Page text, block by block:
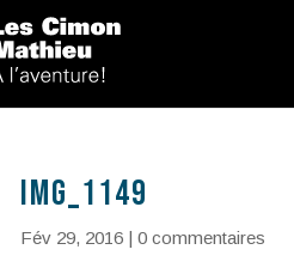
IMG_1149
Fév 29, 2016 |0 commentaires